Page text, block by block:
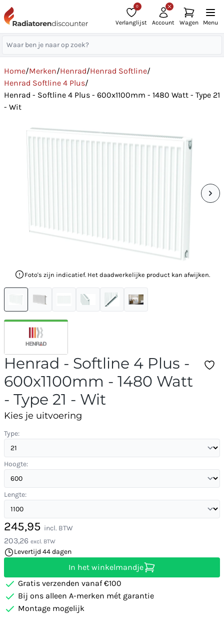
0
Verlanglijst Account Wagen Menu
Home/Merken/Henrad/Henrad Softline/
Henrad Softline 4 Plus/
Henrad - Softline 4 Plus - 600x1100mm - 1480 Watt - Type 21
- Wit
Foto's zijn indicatief. Het daadwerkelijke product kan afwijken.
Henrad - Softline 4 Plus -
600x1100mm - 1480 Watt
- Type 21 - Wit
Kies je uitvoering
Type:
Hoogte:
Lengte:
245,95 incl. BTW
203,26 excl. BTW
Levertijd 44 dagen
In het winkelmandje
Gratis verzenden vanaf €100
Bij ons alleen A-merken mét garantie
Montage mogelijk